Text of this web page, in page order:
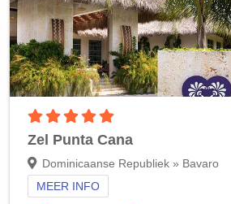
Zel Punta Cana
Dominicaanse Republiek » Bavaro
MEER INFO